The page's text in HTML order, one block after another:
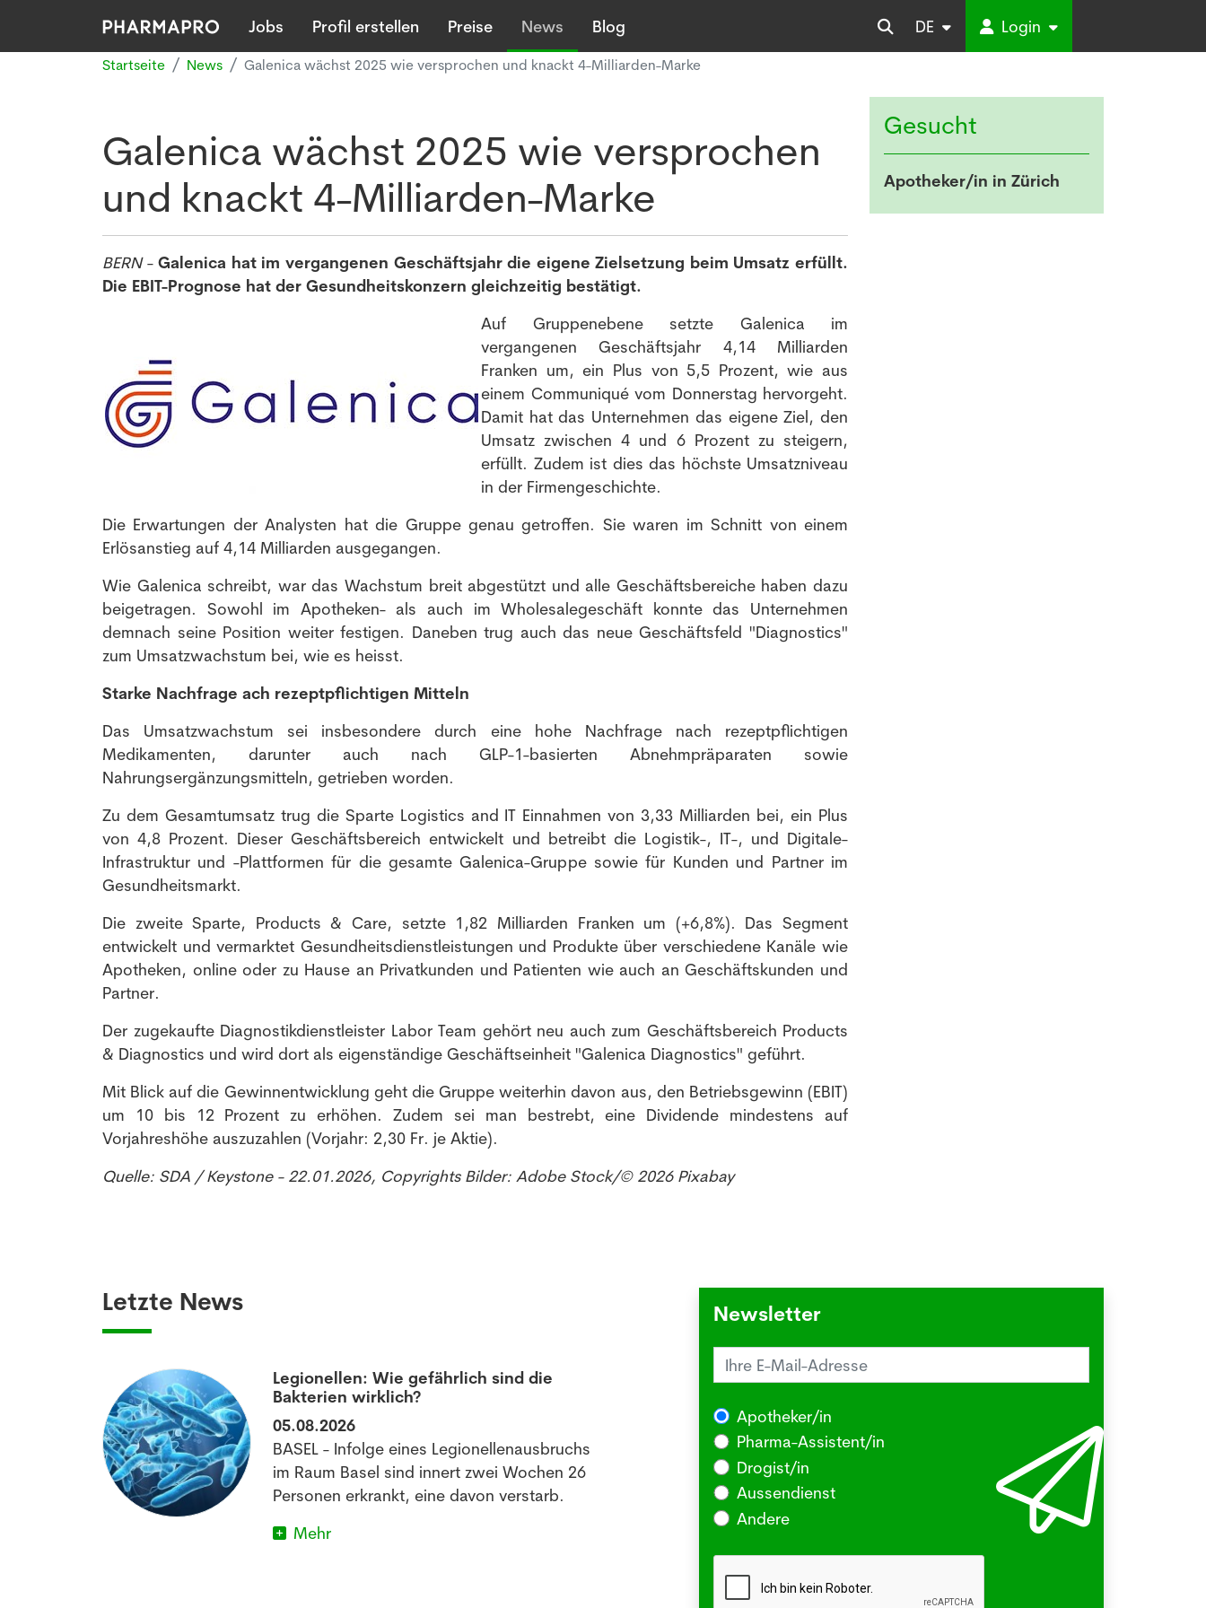
Jobs Profil erstellen Preise News Blog DE Login
Startseite News Galenica wächst 2025 wie versprochen und knackt 4-Milliarden-Marke
Galenica wächst 2025 wie versprochen
und knackt 4-Milliarden-Marke
BERN-Galenica hat im vergangenen Geschäftsjahr die eigene Zielsetzung beim Umsatz erfüllt.
Die EBIT-Prognose hat der Gesundheitskonzern gleichzeitig bestätigt.
Auf Gruppenebene setzte Galenica im
vergangenen Geschäftsjahr 4,14 Milliarden
Franken um, ein Plus von 5,5 Prozent, wie aus
einem Communiqué vom Donnerstag hervorgeht.
Damit hat das Unternehmen das eigene Ziel, den
Umsatz zwischen 4 und 6 Prozent zu steigern,
erfüllt. Zudem ist dies das höchste Umsatzniveau
in der Firmengeschichte.
Die Erwartungen der Analysten hat die Gruppe genau getroffen. Sie waren im Schnitt von einem
Erlösanstieg auf 4,14 Milliarden ausgegangen.
Wie Galenica schreibt, war das Wachstum breit abgestützt und alle Geschäftsbereiche haben dazu
beigetragen. Sowohl im Apotheken- als auch im Wholesalegeschäft konnte das Unternehmen
demnach seine Position weiter festigen. Daneben trug auch das neue Geschäftsfeld "Diagnostics"
zum Umsatzwachstum bei, wie es heisst.
Starke Nachfrage ach rezeptpflichtigen Mitteln
Das Umsatzwachstum sei insbesondere durch eine hohe Nachfrage nach rezeptpflichtigen
Medikamenten, darunter auch nach GLP-1-basierten Abnehmpräparaten sowie
Nahrungsergänzungsmitteln, getrieben worden.
Zu dem Gesamtumsatz trug die Sparte Logistics and IT Einnahmen von 3,33 Milliarden bei, ein Plus
von 4,8 Prozent. Dieser Geschäftsbereich entwickelt und betreibt die Logistik-, IT-, und Digitale-
Infrastruktur und -Plattformen für die gesamte Galenica-Gruppe sowie für Kunden und Partner im
Gesundheitsmarkt.
Die zweite Sparte, Products & Care, setzte 1,82 Milliarden Franken um (+6,8%). Das Segment
entwickelt und vermarktet Gesundheitsdienstleistungen und Produkte über verschiedene Kanäle wie
Apotheken, online oder zu Hause an Privatkunden und Patienten wie auch an Geschäftskunden und
Partner.
Der zugekaufte Diagnostikdienstleister Labor Team gehört neu auch zum Geschäftsbereich Products
& Diagnostics und wird dort als eigenständige Geschäftseinheit "Galenica Diagnostics" geführt.
Mit Blick auf die Gewinnentwicklung geht die Gruppe weiterhin davon aus, den Betriebsgewinn (EBIT)
um 10 bis 12 Prozent zu erhöhen. Zudem sei man bestrebt, eine Dividende mindestens auf
Vorjahreshöhe auszuzahlen (Vorjahr: 2,30 Fr. je Aktie).
Quelle: SDA / Keystone - 22.01.2026, Copyrights Bilder: Adobe Stock/© 2026 Pixabay
Gesucht
Apotheker/in in Zürich
Letzte News
Legionellen: Wie gefährlich sind die
Bakterien wirklich?
05.08.2026
BASEL - Infolge eines Legionellenausbruchs
im Raum Basel sind innert zwei Wochen 26
Personen erkrankt, eine davon verstarb.
Mehr
Juckreiz im Sommer? Schuld sein könnte
03.08.2026
BERLIN - Viele kleine Tierchen sind in den
Sommermonaten unterwegs, die stechen
oder beissen.
Newsletter
Apotheker/in
Pharma-Assistent/in
Drogist/in
Aussendienst
Andere
Anmeldung Newsletter
Melde dich kostenlos für unseren Newsletter an und
erhalte einmal pro Woche die neusten Stellenangebote
und News aus der Welt der Pharmazie und Medizin.